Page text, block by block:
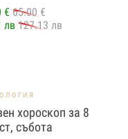
€ 65.00 €
лв 127.13 лв
хороскоп за 8
събота